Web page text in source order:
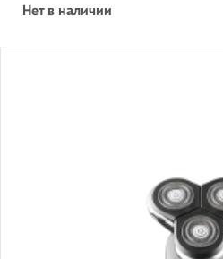
Нет в наличии